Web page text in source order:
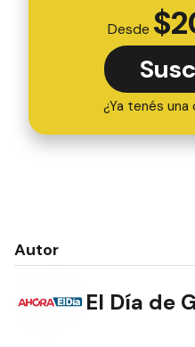
Desde $
¿Ya tenés una
Autor
El Día de